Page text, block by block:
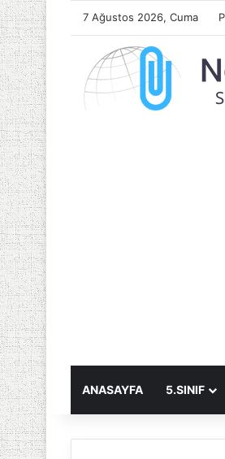
7 Ağustos 2026, Cuma
ANASAYFA 5.SINIF